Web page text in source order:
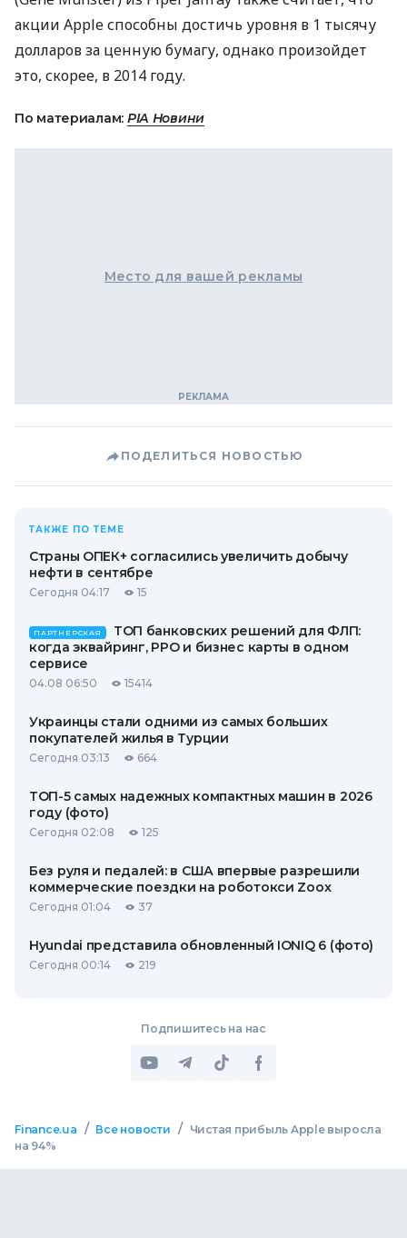
акции Apple способны достичь уровня в 1 тысячу
долларов за ценную бумагу, однако произойдет
это, скорее, в 2014 году.
По материалам: РІА Новини
Место для вашей рекламы
ПОДЕЛИТЬСЯ НОВОСТЬЮ
ТАКЖЕ ПО ТЕМЕ
Страны ОПЕК+ согласились увеличить добычу
нефти в сентябре
Сегодня 04:17 15
ПАРТНЕРСКАЯ
ТОП банковских решений для ФЛП:
когда эквайринг, РРО и бизнес карты в одном
сервисе
04.08 06:50 15414
Украинцы стали одними из самых больших
покупателей жилья в Турции
Сегодня 03:13 664
ТОП-5 самых надежных компактных машин в 2026
году (фото)
Сегодня 02:08 125
Без руля и педалей: в США впервые разрешили
коммерческие поездки на роботокси Zoox
Сегодня 01:04 37
Hyundai представила обновленный IONIQ 6 (фото)
Сегодня 00:14 219
Подпишитесь на нас
Finance.ua / Все новости /
Чистая прибыль Apple выросла
на 94%